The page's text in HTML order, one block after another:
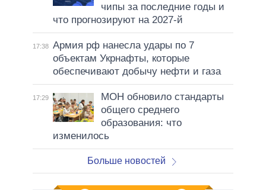
чипы за последние годы и
что прогнозируют на 2027-й
17:38 Армия рф нанесла удары по 7
объектам Укрнафты, которые
обеспечивают добычу нефти и газа
17:29
МОН обновило стандарты
общего среднего
образования: что
изменилось
Больше новостей